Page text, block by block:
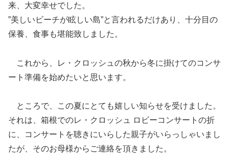
来、大変幸せでした。
”美しいビーチが眩しい島”と言われるだけあり、十分目の
保養、食事も堪能致しました。
これから、レ・クロッシュの秋から冬に掛けてのコンサ
ート準備を始めたいと思います。
ところで、この夏にとても嬉しい知らせを受けました。
それは、箱根でのレ・クロッシュ ロビーコンサートの折
に、コンサートを聴きにいらした親子がいらっしゃいまし
たが、そのお母様からご連絡を頂きました。